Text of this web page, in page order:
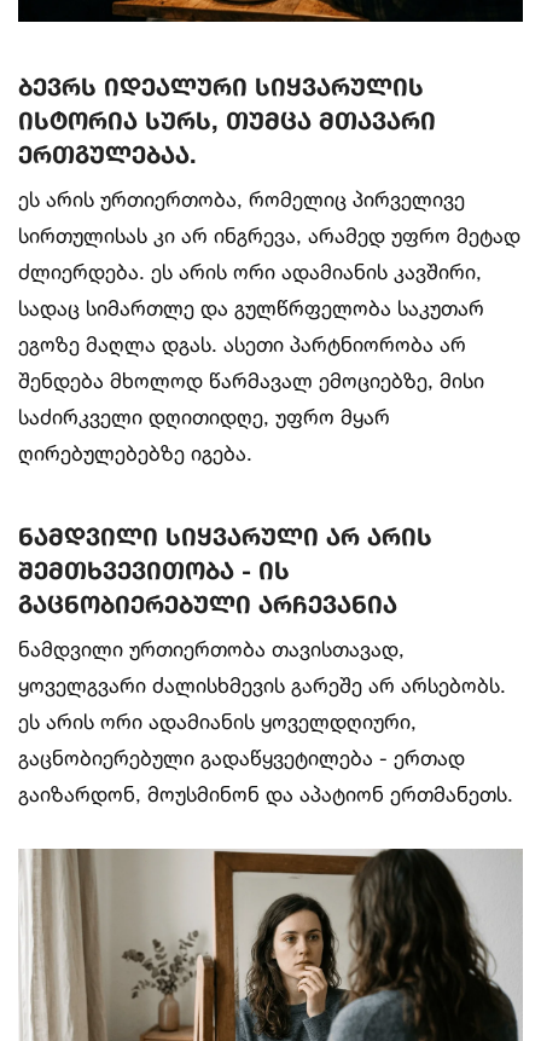
ბევრს იდეალური სიყვარულის
ისტორია სურს, თუმცა მთავარი
ერთგულებაა.
ეს არის ურთიერთობა, რომელიც პირველივე
სირთულისას კი არ ინგრევა, არამედ უფრო მეტად
ძლიერდება. ეს არის ორი ადამიანის კავშირი,
სადაც სიმართლე და გულწრფელობა საკუთარ
ეგოზე მაღლა დგას. ასეთი პარტნიორობა არ
შენდება მხოლოდ წარმავალ ემოციებზე, მისი
საძირკველი დღითიდღე, უფრო მყარ
ღირებულებებზე იგება.
ნამდვილი სიყვარული არ არის
შემთხვევითობა - ის
გაცნობიერებული არჩევანია
ნამდვილი ურთიერთობა თავისთავად,
ყოველგვარი ძალისხმევის გარეშე არ არსებობს.
ეს არის ორი ადამიანის ყოველდღიური,
გაცნობიერებული გადაწყვეტილება - ერთად
გაიზარდონ, მოუსმინონ და აპატიონ ერთმანეთს.